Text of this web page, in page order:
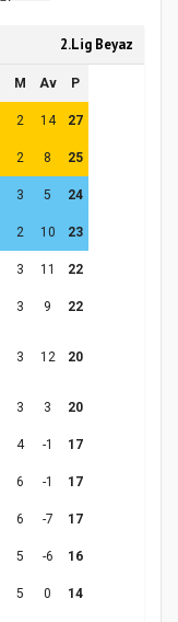
2.Lig Beyaz
M Av P
2 14 27
2 8 25
3 5 24
2 10 23
3 11 22
3 9 22
3 12 20
3 3 20
4 -1 17
6 -1 17
6 -7 17
5 -6 16
5 0 14